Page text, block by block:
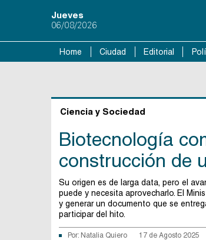
Jueves
06/08/2026
Home Ciudad Editorial
Ciencia y Sociedad
Biotecnología
construcción de
Su origen es de larga data, pero el
puede y necesita aprovecharlo. El
y generar un documento que se
participar del hito.
Por: Natalia Quiero 17 de Agosto 2025